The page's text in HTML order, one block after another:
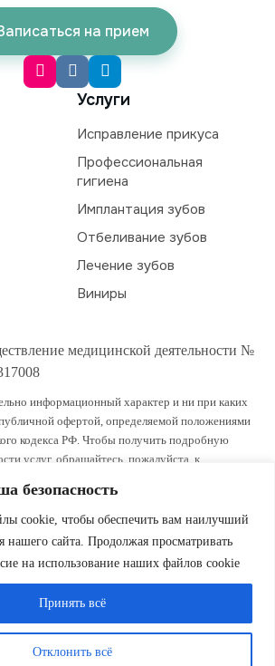
безопасность
cookie, чтобы обеспечить вам наилучший
нашего сайта. Продолжая просматривать
на использование наших файлов cookie
Отклонить всё
Принять всё
на прием
Услуги
Исправление прикуса
Профессиональная
гигиена
Имплантация зубов
Отбеливание зубов
Лечение зубов
Виниры
медицинской деятельности №
информационный характер и ни при каких
публичной офертой, определяемой положениями
кодекса РФ. Чтобы получить подробную
услуг, обращайтесь, пожалуйста, к
© 2018—2024